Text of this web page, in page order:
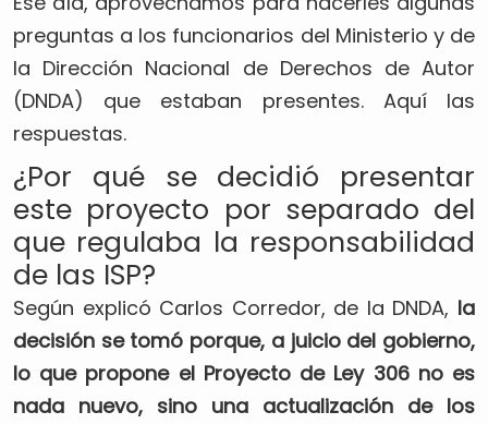
preguntas a los funcionarios del Ministerio y de
la Dirección Nacional de Derechos de Autor
(DNDA) que estaban presentes. Aquí las
respuestas.
¿Por qué se decidió presentar
este proyecto por separado del
que regulaba la responsabilidad
de las ISP?
Según explicó Carlos Corredor, de la DNDA, la
decisión se tomó porque, a juicio del gobierno,
lo que propone el Proyecto de Ley 306 no es
nada nuevo, sino una actualización de los